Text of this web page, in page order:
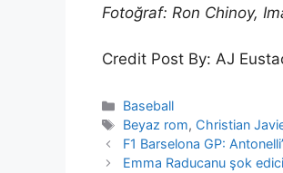
Fotoğraf: Ron Chinoy,
Credit Post By: AJ
Categories
Baseball
Tags
Beyaz rom, Christian
F1 Barselona GP:
Emma Raducanu şok